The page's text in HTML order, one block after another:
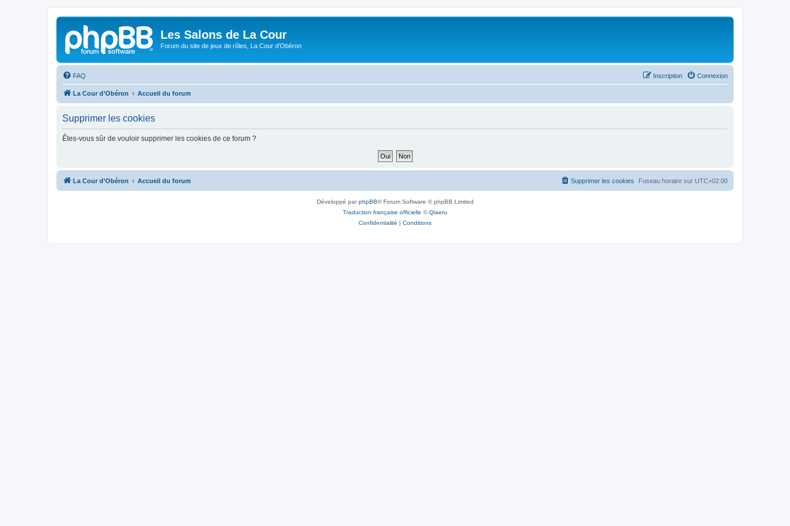
Les Salons de La Cour
Forum du site de jeux de rôles, La Cour d’Obéron
FAQ Connexion
Inscription
La Cour d’Obéron Accueil du forum
Supprimer les cookies
Êtes-vous sûr de vouloir supprimer les cookies de ce forum ?
La Cour d’Obéron Accueil du forum Fuseau horaire sur UTC+02:00
Supprimer les cookies
Développé parphpBB® Forum Software © phpBB Limited
Traduction française officielle ©Qiaeru
Confidentialité | Conditions